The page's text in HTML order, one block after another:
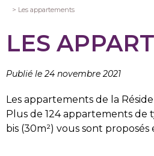
Les appartements
LES
Publié le 24 novembre 2021
Les appartements de la
Plus de 124 appartements de
bis (30m²) vous sont